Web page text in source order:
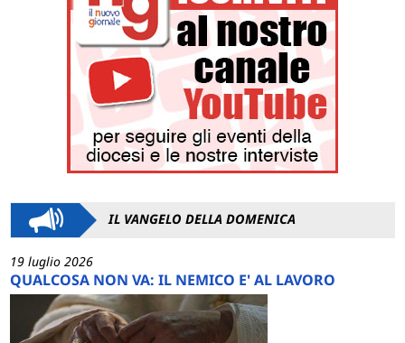
IL VANGELO DELLA DOMENICA
19 luglio 2026
QUALCOSA NON VA: IL NEMICO E' AL LAVORO